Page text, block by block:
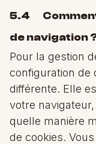
5.4
de navigation
Pour la gestion
configuration de
différente. Elle
votre
quelle manière
de cookies.